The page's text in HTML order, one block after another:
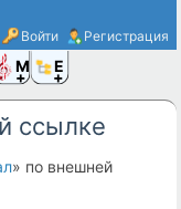
Войти Регистрация
Ещё
ссылке
» по внешней